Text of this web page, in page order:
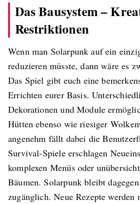
Das Bausystem –
Restriktionen
Wenn man Solarpunk auf ein
reduzieren müsste, dann wäre es
Das Spiel gibt euch eine
Errichten eurer Basis.
Dekorationen und Module
Hütten ebenso wie riesiger
angenehm fällt dabei die
Survival-Spiele erschlagen
komplexen Menüs oder
Bäumen. Solarpunk bleibt
zugänglich. Neue Rezepte werden